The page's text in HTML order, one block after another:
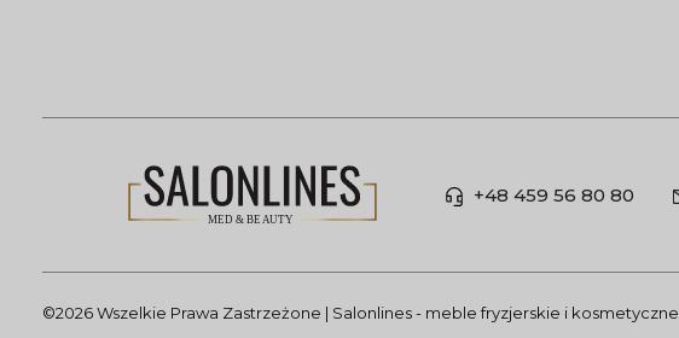
+48 459 56 80 80
©2026 Wszelkie Prawa Zastrzeżone | Salonlines - meble fryzjerskie i kosmetyczne